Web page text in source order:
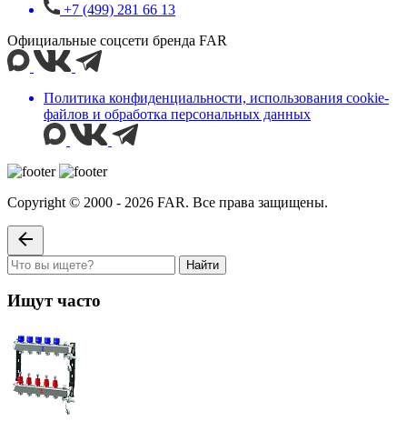
+7 (499) 281 66 13
Официальные соцсети бренда FAR
Политика конфиденциальности, использования сookie-
файлов и обработка персональных данных
Copyright © 2000 - 2026 FAR. Все права защищены.
Найти
Ищут часто